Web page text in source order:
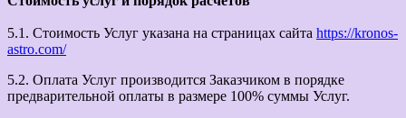
5.1. Стоимость Услуг указана на страницах сайта https://kronos-
astro.com/
5.2. Оплата Услуг производится Заказчиком в порядке
предварительной оплаты в размере 100% суммы Услуг.